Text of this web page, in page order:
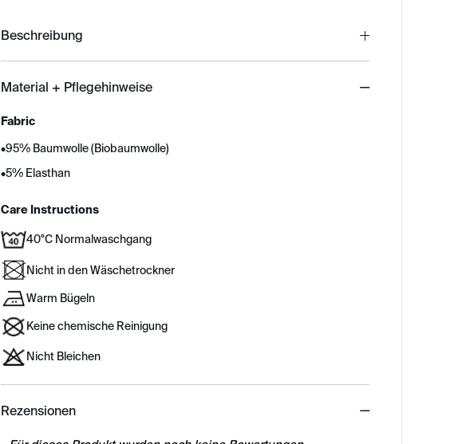
Beschreibung
Material + Pflegehinweise
Fabric
•95% Baumwolle (Biobaumwolle)
•5% Elasthan
Care Instructions
40°C Normalwaschgang
Nicht in den Wäschetrockner
Warm Bügeln
Keine chemische Reinigung
Nicht Bleichen
Rezensionen